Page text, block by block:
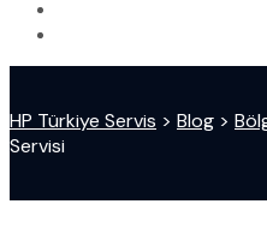
HP Türkiye Servis > Blog >
Servisi